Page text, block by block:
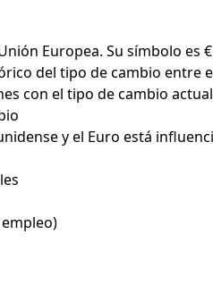
Europea. Su símbolo es
del tipo de cambio entre
con el tipo de cambio
y el Euro está